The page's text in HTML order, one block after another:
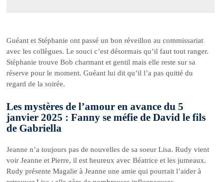
Guéant et Stéphanie ont passé un bon réveillon au commissariat
avec les collègues. Le souci c’est désormais qu’il faut tout ranger.
Stéphanie trouve Bob charmant et gentil mais elle reste sur sa
réserve pour le moment. Guéant lui dit qu’il l’a pas quitté du
regard de la soirée.
Les mystères de l’amour en avance du 5
janvier 2025 : Fanny se méfie de David le fils
de Gabriella
Jeanne n’a toujours pas de nouvelles de sa soeur Lisa. Rudy vient
voir Jeanne et Pierre, il est heureux avec Béatrice et les jumeaux.
Rudy présente Magalie à Jeanne une amie qui pourrait l’aider à